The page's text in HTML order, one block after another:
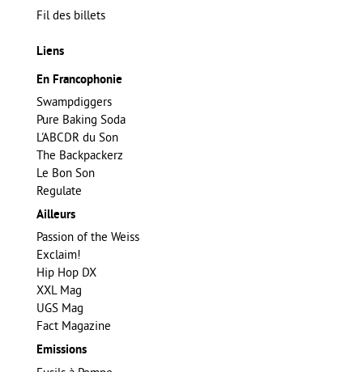
Fil des billets
Liens
En Francophonie
Swampdiggers
Pure Baking Soda
L'ABCDR du Son
The Backpackerz
Le Bon Son
Regulate
Ailleurs
Passion of the Weiss
Exclaim!
Hip Hop DX
XXL Mag
UGS Mag
Fact Magazine
Emissions